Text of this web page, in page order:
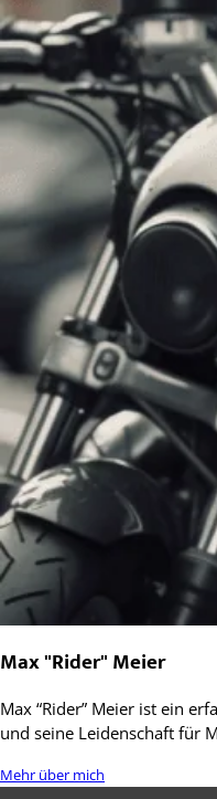
Max "Rider" Meier
Max “Rider” Meier ist ein
und seine Leidenschaft für
Mehr über mich